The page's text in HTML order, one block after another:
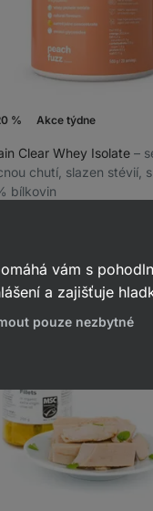
% Akce týdne
Clear Whey Isolate ⁠–⁠
chutí, slazen stévií,
bílkovin
vám s
a zajišťuje
pouze nezbytné